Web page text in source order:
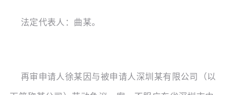
法定代表人：曲某。
再审申请人徐某因与被申请人深圳某有限公司（以